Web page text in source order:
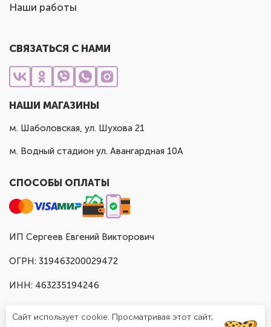
Наши работы
СВЯЗАТЬСЯ С НАМИ
НАШИ МАГАЗИНЫ
м. Шаболовская, ул. Шухова 21
м. Водный стадион ул. Авангардная 10А
СПОСОБЫ ОПЛАТЫ
ИП Сергеев Евгений Викторович
ОГРН: 319463200029472
ИНН: 463235194246
Сайт использует cookie. Просматривая этот сайт,